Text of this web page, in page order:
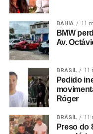
BAHIA 11
BMW
Av.
BRASIL 11
Pedido
Róger
BRASIL 11
Preso do